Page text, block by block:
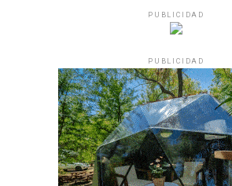
PUBLICIDAD
PUBLICIDAD